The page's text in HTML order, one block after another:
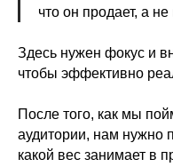
что он продает, а
Здесь нужен фокус и
чтобы эффективно
После того, как мы
аудитории, нам нужно
какой вес занимает в